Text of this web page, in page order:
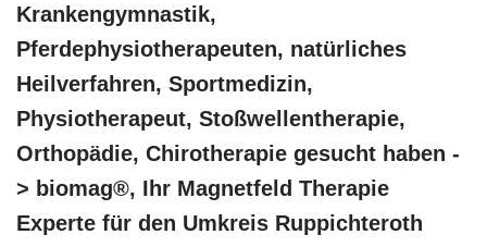
Krankengymnastik,
Pferdephysiotherapeuten, natürliches
Heilverfahren, Sportmedizin,
Physiotherapeut, Stoßwellentherapie,
Orthopädie, Chirotherapie gesucht haben -
> biomag®, Ihr Magnetfeld Therapie
Experte für den Umkreis Ruppichteroth